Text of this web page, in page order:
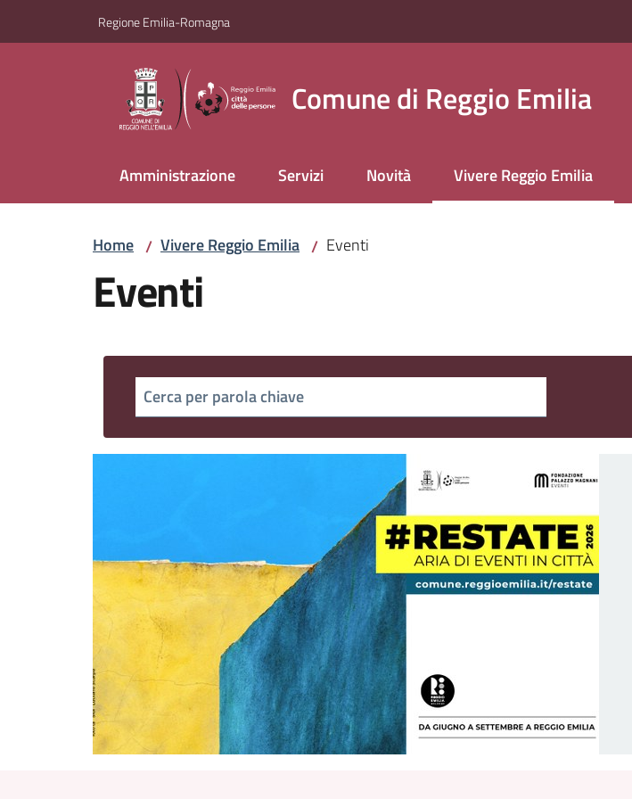
Regione Emilia-Romagna
Comune di Reggio Emilia
Amministrazione Servizi Novità Vivere Reggio Emilia
Menu selezionato
Home / Vivere Reggio Emilia / Eventi
Eventi
Cerca per parola chiave